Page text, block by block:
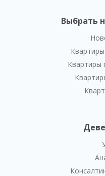
Выбрать
Квартиры